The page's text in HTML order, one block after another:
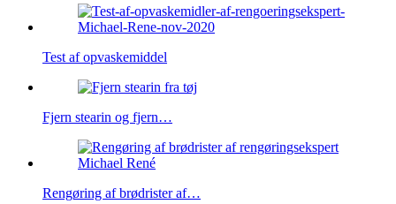
Test af opvaskemiddel
Fjern stearin og fjern…
Rengøring af brødrister af…